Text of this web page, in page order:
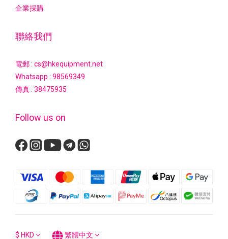
企業採購
聯絡我們
電郵 : cs@hkequipment.net
Whatsapp : 98569349
傳真 : 38475935
Follow us on
$ HKD 繁體中文